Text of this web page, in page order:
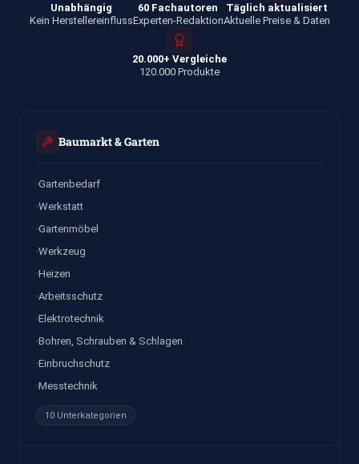
Unabhängig
Kein Herstellereinfluss
60 Fachautoren
Experten-Redaktion
Täglich aktualisiert
Aktuelle Preise & Daten
20.000+ Vergleiche
120.000 Produkte
Baumarkt & Garten
Gartenbedarf
Werkstatt
Gartenmöbel
Werkzeug
Heizen
Arbeitsschutz
Elektrotechnik
Bohren, Schrauben & Schlagen
Einbruchschutz
Messtechnik
10 Unterkategorien